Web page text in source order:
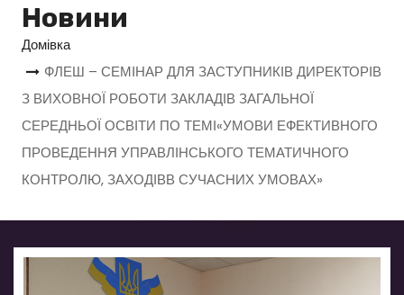
Новини
Домівка
ФЛЕШ – СЕМІНАР ДЛЯ ЗАСТУПНИКІВ ДИРЕКТОРІВ
З ВИХОВНОЇ РОБОТИ ЗАКЛАДІВ ЗАГАЛЬНОЇ
СЕРЕДНЬОЇ ОСВІТИ ПО ТЕМІ«УМОВИ ЕФЕКТИВНОГО
ПРОВЕДЕННЯ УПРАВЛІНСЬКОГО ТЕМАТИЧНОГО
КОНТРОЛЮ, ЗАХОДІВВ СУЧАСНИХ УМОВАХ»